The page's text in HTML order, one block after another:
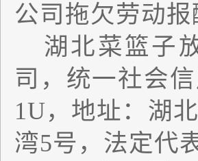
公司拖欠劳动报
湖北菜篮子
司，统一社会信
1U，地址：湖
湾5号，法定代